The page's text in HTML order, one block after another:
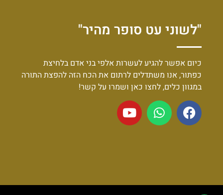
"לשוני עט סופר מהיר"
כיום אפשר להגיע לעשרות אלפי בני אדם בלחיצת
כפתור, אנו משתדלים לרתום את הכח הזה להפצת התורה
במגוון כלים, לחצו כאן ושמרו על קשר!